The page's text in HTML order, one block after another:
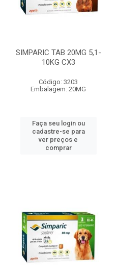
SIMPARIC TAB 20MG 5,1-
10KG CX3
Código: 3203
Embalagem: 20MG
Faça seu login ou
cadastre-se para
ver preços e
comprar